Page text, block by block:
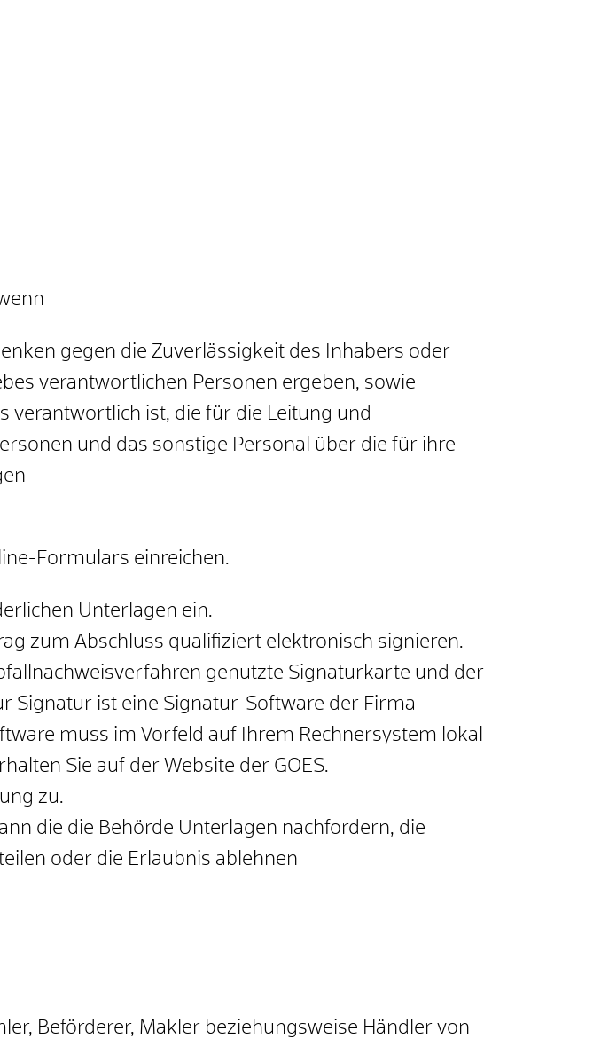
gegen die Zuverlässigkeit des Inhabers oder
verantwortlichen Personen ergeben, sowie
verantwortlich ist, die für die Leitung und
und das sonstige Personal über die für ihre
Formulars einreichen.
Unterlagen ein.
zum Abschluss qualifiziert elektronisch signieren.
genutzte Signaturkarte und der
Signatur ist eine Signatur-Software der Firma
muss im Vorfeld auf Ihrem Rechnersystem lokal
Sie auf der Website der GOES.
zu.
die die Behörde Unterlagen nachfordern, die
oder die Erlaubnis ablehnen
Beförderer, Makler beziehungsweise Händler von